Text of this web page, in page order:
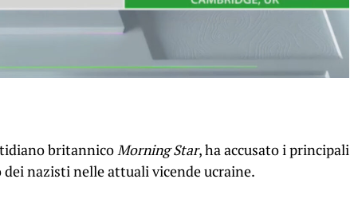
britannicoMorning Star, ha accusato i principali
nazisti nelle attuali vicende ucraine.